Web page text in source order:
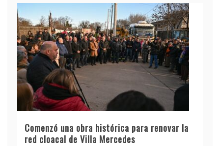
Comenzó una obra histórica para renovar la
red cloacal de Villa Mercedes